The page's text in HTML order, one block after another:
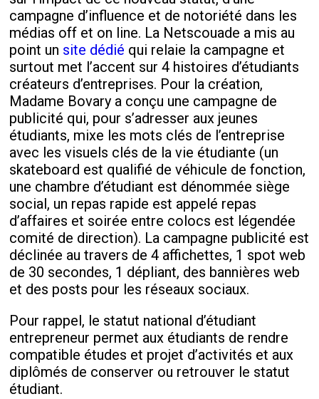
campagne d’influence et de notoriété dans les
médias off et on line. La Netscouade a mis au
point un site dédié qui relaie la campagne et
surtout met l’accent sur 4 histoires d’étudiants
créateurs d’entreprises. Pour la création,
Madame Bovary a conçu une campagne de
publicité qui, pour s’adresser aux jeunes
étudiants, mixe les mots clés de l’entreprise
avec les visuels clés de la vie étudiante (un
skateboard est qualifié de véhicule de fonction,
une chambre d’étudiant est dénommée siège
social, un repas rapide est appelé repas
d’affaires et soirée entre colocs est légendée
comité de direction). La campagne publicité est
déclinée au travers de 4 affichettes, 1 spot web
de 30 secondes, 1 dépliant, des bannières web
et des posts pour les réseaux sociaux.
Pour rappel, le statut national d’étudiant
entrepreneur permet aux étudiants de rendre
compatible études et projet d’activités et aux
diplômés de conserver ou retrouver le statut
étudiant.